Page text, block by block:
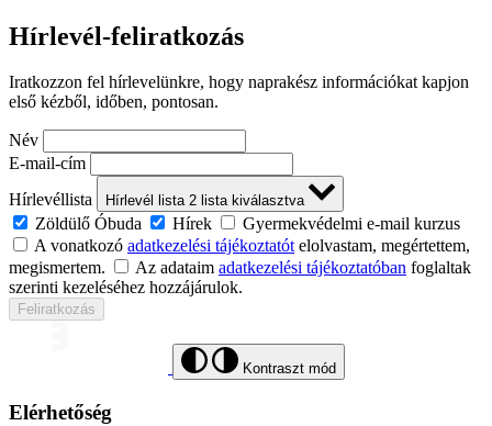
Hírlevél-feliratkozás
Iratkozzon fel hírlevelünkre, hogy naprakész információkat kapjon
első kézből, időben, pontosan.
Név
E-mail-cím
Hírlevéllista
Hírlevél lista 2 lista kiválasztva
Zöldülő Óbuda Hírek
Gyermekvédelmi e-mail kurzus
A vonatkozó adatkezelési tájékoztatótelolvastam, megértettem,
megismertem.
Az adataim adatkezelési tájékoztatóban foglaltak
szerinti kezeléséhez hozzájárulok.
Feliratkozás
Kontraszt mód
Elérhetőség